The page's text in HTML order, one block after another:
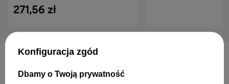
271,56 zł
Konfiguracja zgód
Dbamy o Twoją prywatność